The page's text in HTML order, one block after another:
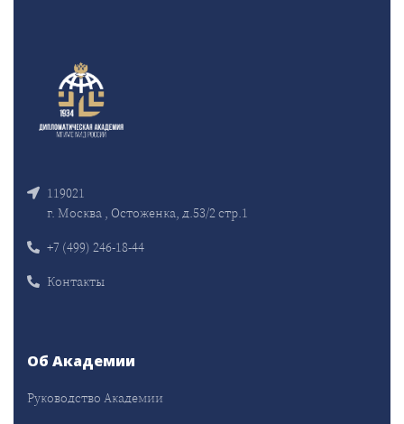
119021
г. Москва , Остоженка, д.53/2 стр.1
+7 (499) 246-18-44
Контакты
Об Академии
Руководство Академии